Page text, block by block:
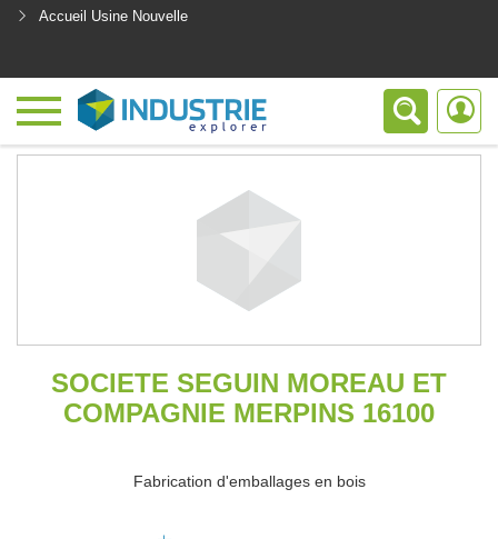
Accueil Usine Nouvelle
SOCIETE SEGUIN MOREAU ET
COMPAGNIE MERPINS 16100
Fabrication d'emballages en bois